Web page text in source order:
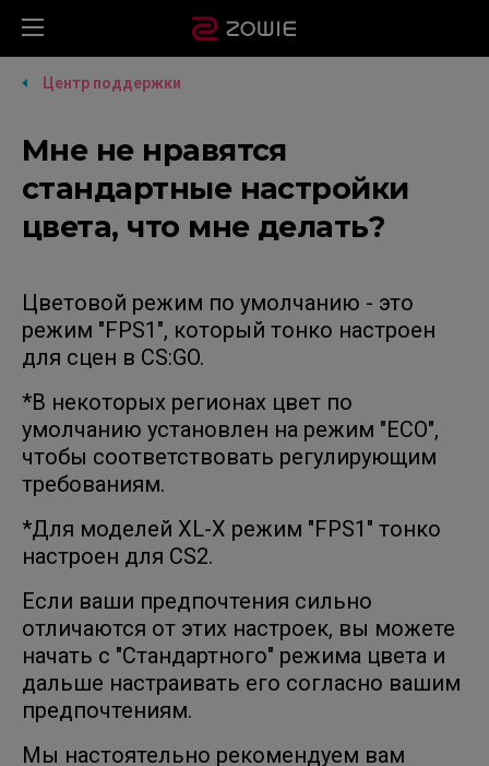
Центр поддержки
Мне не нравятся
стандартные настройки
цвета, что мне делать?
Цветовой режим по умолчанию - это
режим "FPS1", который тонко настроен
для сцен в CS:GO.
*В некоторых регионах цвет по
умолчанию установлен на режим "ECO",
чтобы соответствовать регулирующим
требованиям.
*Для моделей XL-X режим "FPS1" тонко
настроен для CS2.
Если ваши предпочтения сильно
отличаются от этих настроек, вы можете
начать с "Стандартного" режима цвета и
дальше настраивать его согласно вашим
предпочтениям.
Мы настоятельно рекомендуем вам